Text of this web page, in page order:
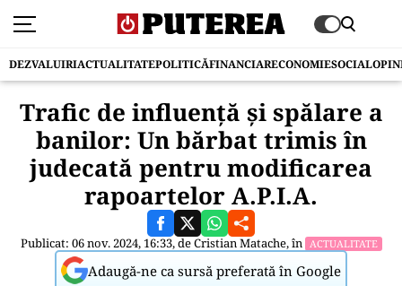
DEZVALUIRIACTUALITATEPOLITICĂFINANCIARECONOMIESOCIAL
Trafic de influență și spălare a
banilor: Un bărbat trimis în
judecată pentru modificarea
rapoartelor A.P.I.A.
Publicat: 06 nov. 2024, 16:33, deCristian Matache, în ACTUALITATE
Adaugă-ne ca sursă preferată în Google